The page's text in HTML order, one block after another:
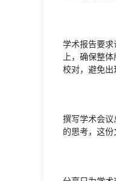
学术报告要
上，确保整
校对，避免出
撰写学术会
的思考，这份